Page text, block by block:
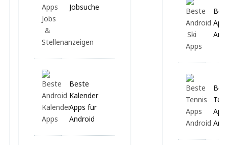
Jobsuche
Beste
Kalender
Apps für
Android